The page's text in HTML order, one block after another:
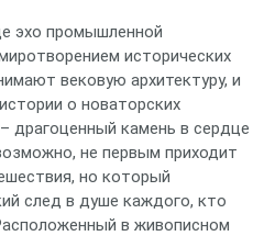
эхо промышленной
исторических
вековую архитектуру, и
о новаторских
драгоценный камень в сердце
не первым приходит
но который
след в душе каждого, кто
в живописном